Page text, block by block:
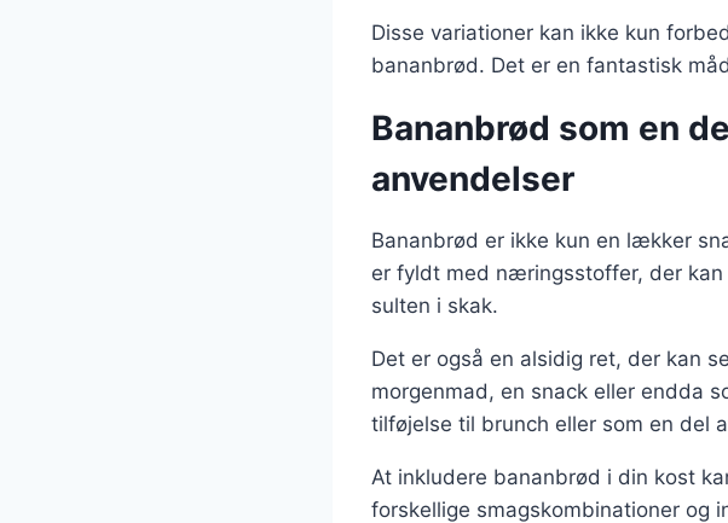
Disse variationer kan ikke kun
bananbrød. Det er en fantastisk
Bananbrød som en
anvendelser
Bananbrød er ikke kun en lækker
er fyldt med næringsstoffer, der
sulten i skak.
Det er også en alsidig ret, der kan
morgenmad, en snack eller endda
tilføjelse til brunch eller som en del
At inkludere bananbrød i din kost
forskellige smagskombinationer og